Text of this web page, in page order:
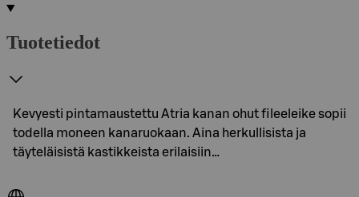
Tuotetiedot
Kevyesti pintamaustettu Atria kanan ohut fileeleike sopii
todella moneen kanaruokaan. Aina herkullisista ja
täyteläisistä kastikkeista erilaisiin…